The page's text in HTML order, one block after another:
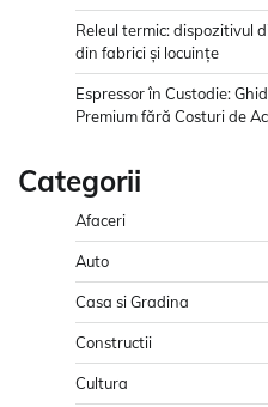
Releul termic: dispozitivul
din fabrici și locuințe
Espressor în Custodie:
Premium fără Costuri de
Categorii
Afaceri
Auto
Casa si Gradina
Constructii
Cultura